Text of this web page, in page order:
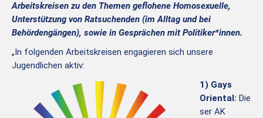
Arbeitskreisen zu den Themen geflohene Homosexuelle,
Unterstützung von Ratsuchenden (im Alltag und bei
Behördengängen), sowie in Gesprächen mit Politiker*innen.
„In folgenden Arbeitskreisen engagieren sich unsere
Jugendlichen aktiv:
1) Gays
Oriental: Die
ser AK